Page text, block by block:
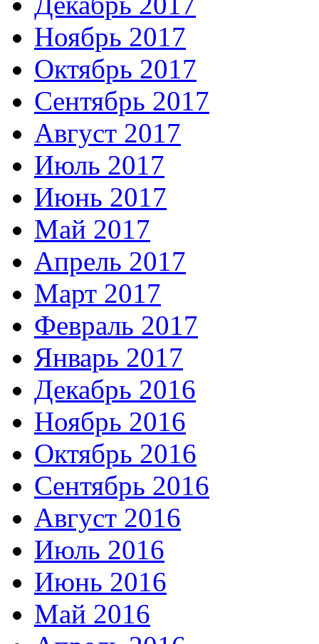
Ноябрь 2017
Октябрь 2017
Сентябрь 2017
Август 2017
Июль 2017
Июнь 2017
Май 2017
Апрель 2017
Март 2017
Февраль 2017
Январь 2017
Декабрь 2016
Ноябрь 2016
Октябрь 2016
Сентябрь 2016
Август 2016
Июль 2016
Июнь 2016
Май 2016